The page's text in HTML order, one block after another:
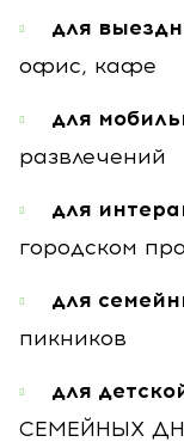
для
офис, кафе
для
развлечений
для
городском
для
пикников
для
СЕМЕЙНЫХ